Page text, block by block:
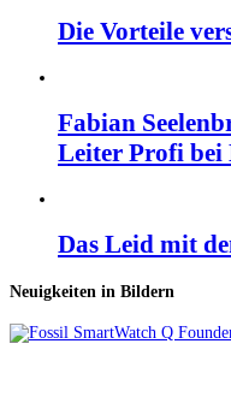
Die Vorteile
Fabian
Leiter Profi bei
Das Leid mit
Neuigkeiten in Bildern